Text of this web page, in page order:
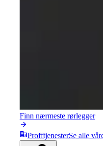
Finn nærmeste rørlegger
ProfftjenesterSe alle